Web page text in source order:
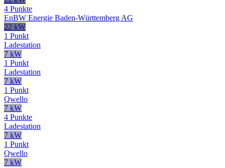
4 Punkte
EnBW Energie Baden-Württemberg AG
22 kW
1 Punkt
Ladestation
7 kW
1 Punkt
Ladestation
7 kW
1 Punkt
Qwello
7 kW
4 Punkte
Ladestation
7 kW
1 Punkt
Qwello
7 kW